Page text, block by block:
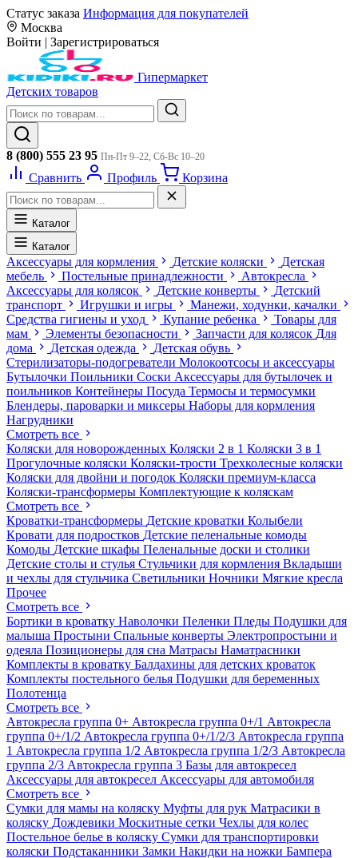
Статус заказа Информация для покупателей
Москва
Войти | Зарегистрироваться
Гипермаркет
Детских товаров
8 (800) 555 23 95 Пн-Пт 9–22, Сб-Вс 10–20
Сравнить Профиль Корзина
Каталог
Каталог
Аксессуары для кормления Детские коляски
Детская
мебель
Постельные принадлежности
Автокресла
Аксессуары для колясок
Детские конверты
Детский
транспорт
Игрушки и игры
Манежи, ходунки, качалки
Средства гигиены и уход
Купание ребенка
Товары для
мам
Элементы безопасности Запчасти для колясок Для
дома
Детская одежда
Детская обувь
Стерилизаторы-подогреватели Молокоотсосы и аксессуары
Бутылочки Поильники Соски Аксессуары для бутылочек и
поильников Контейнеры Посуда Термосы и термосумки
Блендеры, пароварки и миксеры Наборы для кормления
Нагрудники
Смотреть все
Коляски для новорожденных Коляски 2 в 1 Коляски 3 в 1
Прогулочные коляски Коляски-трости Трехколесные коляски
Коляски для двойни и погодок Коляски премиум-класса
Коляски-трансформеры Комплектующие к коляскам
Смотреть все
Кроватки-трансформеры Детские кроватки Колыбели
Кровати для подростков Детские пеленальные комоды
Комоды Детские шкафы Пеленальные доски и столики
Детские столы и стулья Стульчики для кормления Вкладыши
и чехлы для стульчика Светильники Ночники Мягкие кресла
Прочее
Смотреть все
Бортики в кроватку Наволочки Пеленки Пледы Подушки для
малыша Простыни Спальные конверты Электропростыни и
одеяла Позиционеры для сна Матрасы Наматрасники
Комплекты в кроватку Балдахины для детских кроваток
Комплекты постельного белья Подушки для беременных
Полотенца
Смотреть все
Автокресла группа 0+ Автокресла группа 0+/1 Автокресла
группа 0+/1/2 Автокресла группа 0+/1/2/3 Автокресла группа
1 Автокресла группа 1/2 Автокресла группа 1/2/3 Автокресла
группа 2/3 Автокресла группа 3 Базы для автокресел
Аксессуары для автокресел Аксессуары для автомобиля
Смотреть все
Сумки для мамы на коляску Муфты для рук Матрасики в
коляску Дождевики Москитные сетки Чехлы для колес
Постельное белье в коляску Сумки для транспортировки
коляски Подстаканники Замки Накидки на ножки Бампера